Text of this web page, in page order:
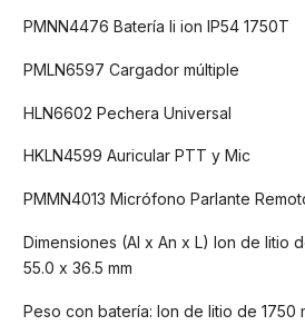
PMNN4476 Batería li ion IP54 1750T
PMLN6597 Cargador múltiple
HLN6602 Pechera Universal
HKLN4599 Auricular PTT y Mic
PMMN4013 Micrófono Parlante
Dimensiones (Al x An x L) Ion de litio
55.0 x 36.5 mm
Peso con batería: Ion de litio de 1750